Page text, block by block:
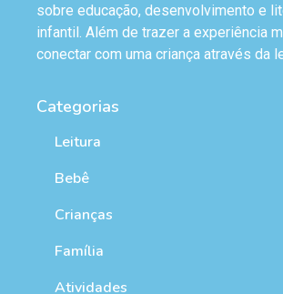
sobre educação, desenvolvimento e
infantil. Além de trazer a experiência
conectar com uma criança através da
Categorias
Leitura
Bebê
Crianças
Família
Atividades